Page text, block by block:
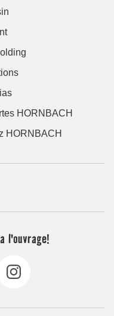
HORNBACH
HORNBACH
l'ouvrage!